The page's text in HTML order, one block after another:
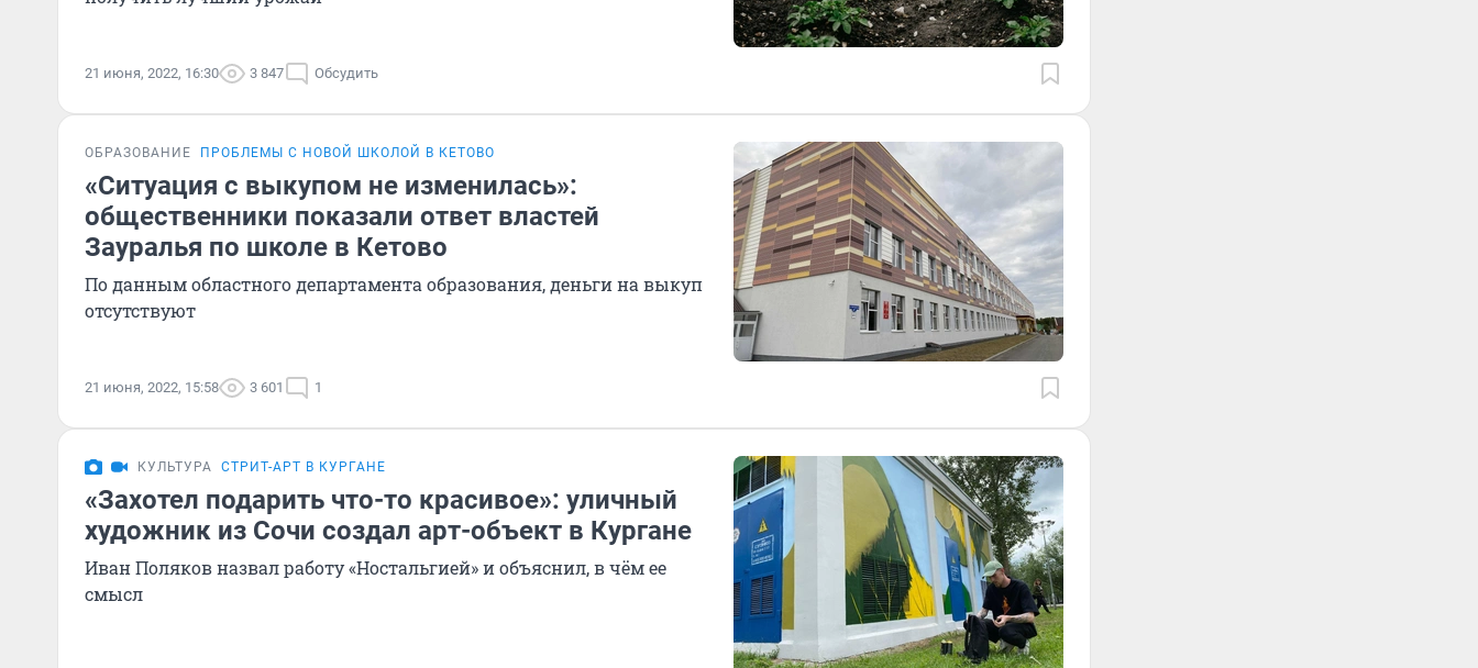
21 июня, 2022, 16:30 3 847 Обсудить
ОБРАЗОВАНИЕ ПРОБЛЕМЫ С НОВОЙ ШКОЛОЙ В КЕТОВО
«Ситуация с выкупом не изменилась»:
общественники показали ответ властей
Зауралья по школе в Кетово
По данным областного департамента образования, деньги на выкуп
отсутствуют
21 июня, 2022, 15:58 3 601 1
КУЛЬТУРА СТРИТ-АРТ В КУРГАНЕ
«Захотел подарить что-то красивое»: уличный
художник из Сочи создал арт-объект в Кургане
Иван Поляков назвал работу «Ностальгией» и объяснил, в чём ее
смысл